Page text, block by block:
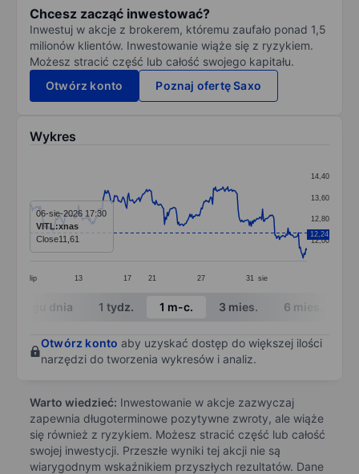
Chcesz zacząć inwestować?
Inwestuj w akcje z brokerem, któremu zaufało ponad 1,5
milionów klientów. Inwestowanie wiąże się z ryzykiem.
Możesz stracić część lub całość swojego kapitału.
Otwórz konto
Poznaj ofertę Saxo
Wykres
Line chart with 295 data points.
The chart has 1 X axis displaying categories.
The chart has 1 Y axis displaying values. Data ranges
lip 13 17 21 27 31 sie
12,00
12,80
13,60
14,40
12,24
06-sie-2026 17:30
VITL:xnas
Close11,61
End of interactive chart.
W ciągu dnia 1 tydz. 1 m-c. 3 mies. 6 mies.
Otwórz konto aby uzyskać dostęp do większej ilości
narzędzi do tworzenia wykresów i analiz.
Warto wiedzieć: Inwestowanie w akcje zazwyczaj
zapewnia długoterminowe pozytywne zwroty, ale wiąże
się również z ryzykiem. Możesz stracić część lub całość
swojej inwestycji. Przeszłe wyniki tej akcji nie są
wiarygodnym wskaźnikiem przyszłych rezultatów. Dane